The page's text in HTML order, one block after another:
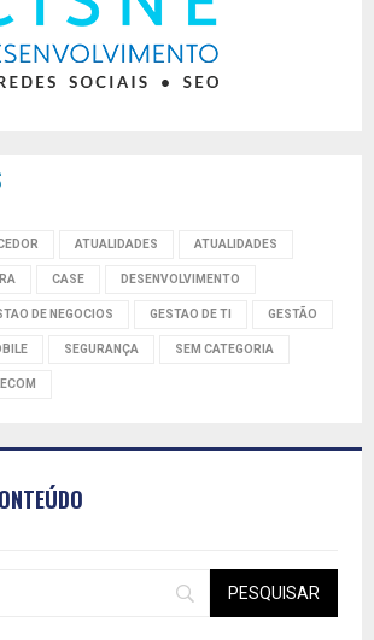
ATUALIDADES ATUALIDADES
CASE DESENVOLVIMENTO
DE NEGOCIOS GESTAO DE TI GESTÃO
SEGURANÇA SEM CATEGORIA